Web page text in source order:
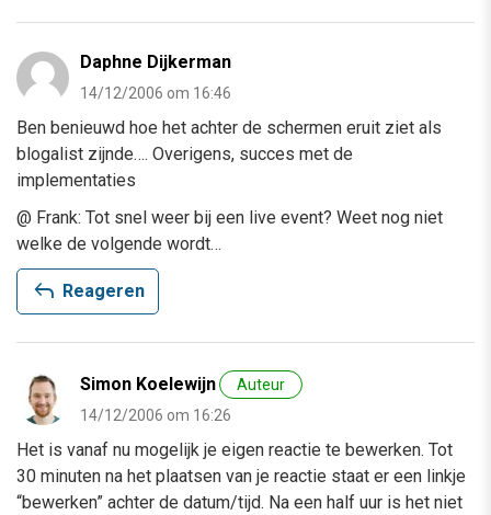
Daphne Dijkerman
14/12/2006 om 16:46
Ben benieuwd hoe het achter de schermen eruit ziet als
blogalist zijnde…. Overigens, succes met de
implementaties
@ Frank: Tot snel weer bij een live event? Weet nog niet
welke de volgende wordt…
reply Reageren
Simon Koelewijn
Auteur
14/12/2006 om 16:26
Het is vanaf nu mogelijk je eigen reactie te bewerken. Tot
30 minuten na het plaatsen van je reactie staat er een linkje
“bewerken” achter de datum/tijd. Na een half uur is het niet